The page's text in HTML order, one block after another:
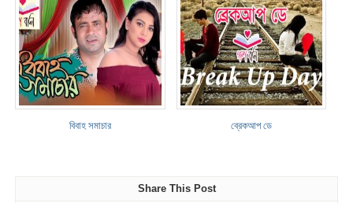
বিবাহ সমাচার ব্রেকআপ ডে
Share This Post